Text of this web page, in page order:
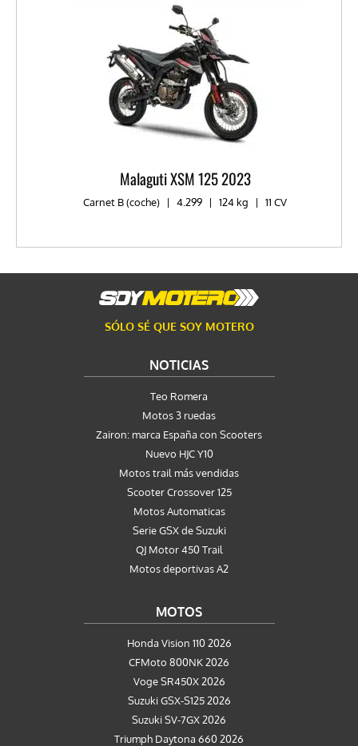
Malaguti XSM 125 2023
Carnet B (coche) | 4.299 | 124 kg | 11 CV
SÓLO SÉ QUE SOY MOTERO
NOTICIAS
Teo Romera
Motos 3 ruedas
Zairon: marca España con Scooters
Nuevo HJC Y10
Motos trail más vendidas
Scooter Crossover 125
Motos Automaticas
Serie GSX de Suzuki
QJ Motor 450 Trail
Motos deportivas A2
MOTOS
Honda Vision 110 2026
CFMoto 800NK 2026
Voge SR450X 2026
Suzuki GSX-S125 2026
Suzuki SV-7GX 2026
Triumph Daytona 660 2026